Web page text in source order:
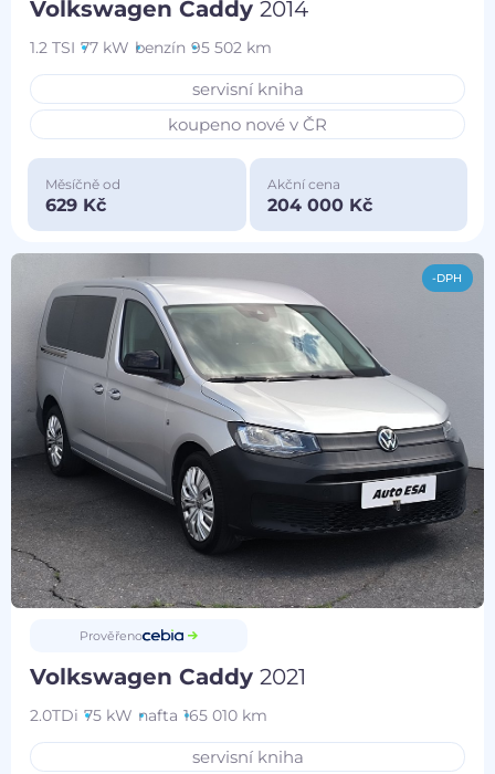
Volkswagen Caddy2014
1.2 TSI 77 kW benzín 95 502 km
servisní kniha
koupeno nové v ČR
Měsíčně od
629 Kč
Akční cena
204 000 Kč
-DPH
Prověřeno
Volkswagen Caddy2021
2.0TDi 75 kW nafta 165 010 km
servisní kniha